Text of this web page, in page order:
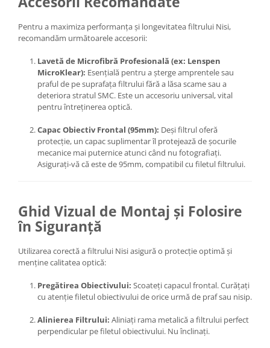
Pentru a maximiza performanța și longevitatea filtrului Nisi,
recomandăm următoarele accesorii:
Lavetă de Microfibră Profesională (ex: Lenspen
MicroKlear): Esențială pentru a șterge amprentele sau
praful de pe suprafața filtrului fără a lăsa scame sau a
deteriora stratul SMC. Este un accesoriu universal, vital
pentru întreținerea optică.
Capac Obiectiv Frontal (95mm): Deși filtrul oferă
protecție, un capac suplimentar îl protejează de șocurile
mecanice mai puternice atunci când nu fotografiați.
Asigurați-vă că este de 95mm, compatibil cu filetul filtrului.
Ghid Vizual de Montaj și Folosire
în Siguranță
Utilizarea corectă a filtrului Nisi asigură o protecție optimă și
menține calitatea optică:
Pregătirea Obiectivului: Scoateți capacul frontal. Curățați
cu atenție filetul obiectivului de orice urmă de praf sau nisip.
Alinierea Filtrului: Aliniați rama metalică a filtrului perfect
perpendicular pe filetul obiectivului. Nu înclinați.